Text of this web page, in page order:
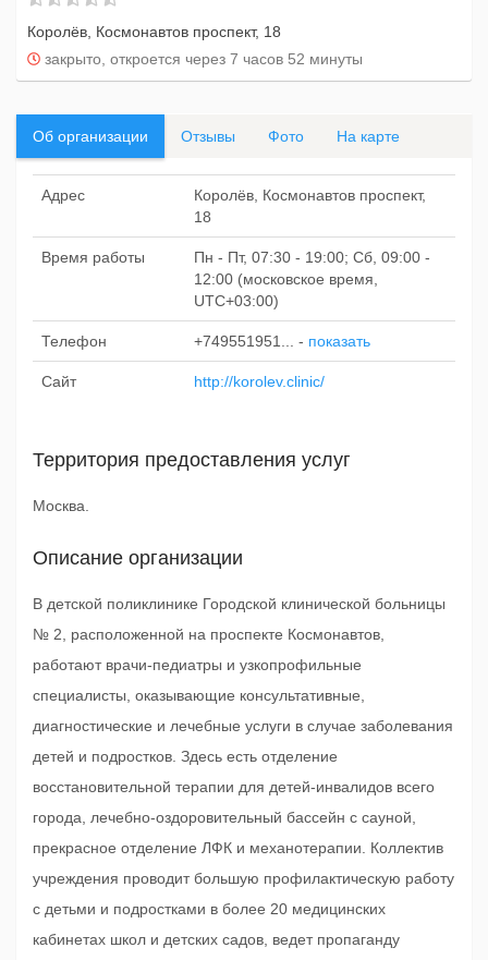
Королёв, Космонавтов проспект, 18
закрыто, откроется через 7 часов 52 минуты
Об организации Отзывы Фото На карте
Адрес
Королёв, Космонавтов проспект,
18
Время работы
Пн - Пт, 07:30 - 19:00; Сб, 09:00 -
12:00 (московское время,
UTC+03:00)
Телефон +749551951... - показать
Сайт http://korolev.clinic/
Территория предоставления услуг
Москва.
Описание организации
В детской поликлинике Городской клинической больницы
№ 2, расположенной на проспекте Космонавтов,
работают врачи-педиатры и узкопрофильные
специалисты, оказывающие консультативные,
диагностические и лечебные услуги в случае заболевания
детей и подростков. Здесь есть отделение
восстановительной терапии для детей-инвалидов всего
города, лечебно-оздоровительный бассейн с сауной,
прекрасное отделение ЛФК и механотерапии. Коллектив
учреждения проводит большую профилактическую работу
с детьми и подростками в более 20 медицинских
кабинетах школ и детских садов, ведет пропаганду